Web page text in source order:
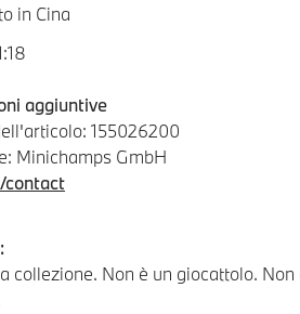
in Cina
aggiuntive
155026200
Minichamps GmbH
contact
collezione. Non è un giocattolo.